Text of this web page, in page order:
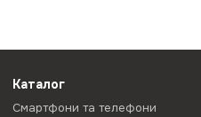
Каталог
Смартфони та телефони